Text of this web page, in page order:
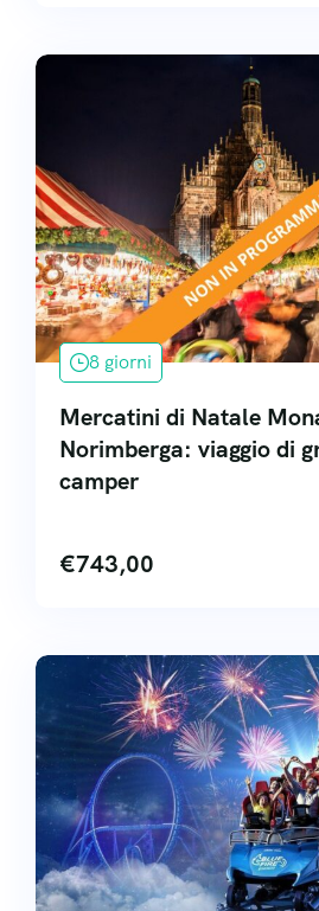
8 giorni
Mercatini di Natale
Norimberga: viaggio di
camper
€743,00